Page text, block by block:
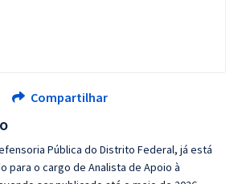
Pública do Distrito Federal, já está
para o cargo de Analista de Apoio à
Compartilhar